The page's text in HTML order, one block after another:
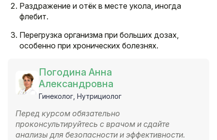
Раздражение и отёк в месте укола, иногда
флебит.
Перегрузка организма при больших дозах,
особенно при хронических болезнях.
Погодина Анна
Александровна
Гинеколог, Нутрициолог
Перед курсом обязательно
проконсультируйтесь с врачом и сдайте
анализы для безопасности и эффективности.